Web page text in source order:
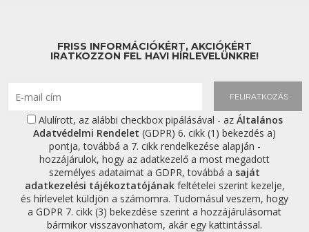
FRISS INFORMÁCIÓKÉRT, AKCIÓKÉRT
IRATKOZZON FEL HAVI HÍRLEVELÜNKRE!
FELIRATKOZÁS
Alulírott, az alábbi checkbox pipálásával - az Általános
Adatvédelmi Rendelet (GDPR) 6. cikk (1) bekezdés a)
pontja, továbbá a 7. cikk rendelkezése alapján -
hozzájárulok, hogy az adatkezelő a most megadott
személyes adataimat a GDPR, továbbá a saját
adatkezelési tájékoztatójánakfeltételei szerint kezelje,
és hírlevelet küldjön a számomra. Tudomásul veszem, hogy
a GDPR 7. cikk (3) bekezdése szerint a hozzájárulásomat
bármikor visszavonhatom, akár egy kattintással.